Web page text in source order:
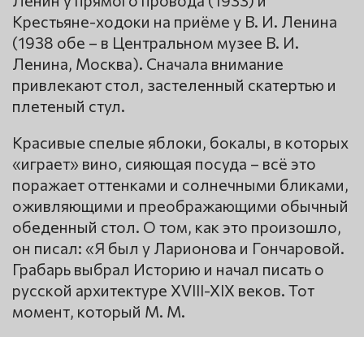
Крестьяне-ходоки на приёме у В. И. Ленина
(1938 обе – в Центральном музее В. И.
Ленина, Москва). Сначала внимание
привлекают стол, застеленный скатертью и
плетеный стул.
Красивые спелые яблоки, бокалы, в которых
«играет» вино, сияющая посуда – всё это
поражает оттенками и солнечными бликами,
оживляющими и преображающими обычный
обеденный стол. О том, как это произошло,
он писал: «Я был у Ларионова и Гончаровой.
Грабарь выбрал Историю и начал писать о
русской архитектуре XVIII-XIX веков. Тот
момент, который М. М.